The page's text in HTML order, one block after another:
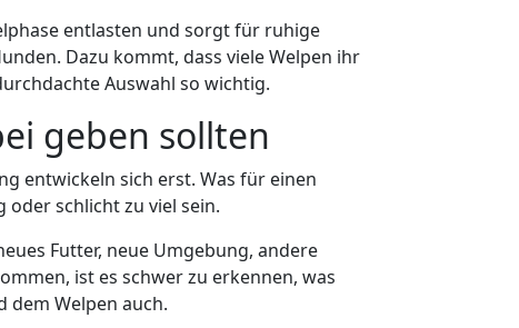
entlasten und sorgt für ruhige
Dazu kommt, dass viele Welpen ihr
Auswahl so wichtig.
geben sollten
entwickeln sich erst. Was für einen
schlicht zu viel sein.
Futter, neue Umgebung, andere
ist es schwer zu erkennen, was
dem Welpen auch.